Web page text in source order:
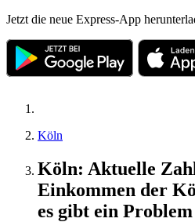
Jetzt die neue Express-App
Köln
Köln: Aktuelle
Einkommen der
es gibt ein Problem